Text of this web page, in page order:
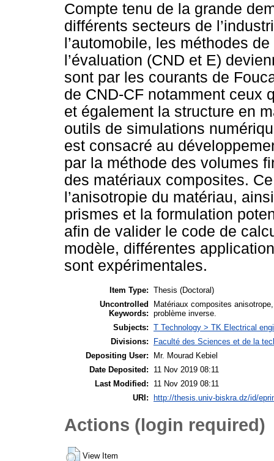
Compte tenu de la grande
différents secteurs de
l’automobile, les méthodes
l’évaluation (CND et E)
sont par les courants de
de CND-CF notamment ceux
et également la structure en
outils de simulations
est consacré au
par la méthode des volumes
des matériaux composites.
l’anisotropie du matériau,
prismes et la formulation
afin de valider le code de
modèle, différentes
sont expérimentales.
Item Type: Thesis (Doctoral)
Uncontrolled
Keywords:
Matériaux composites
problème inverse.
Subjects: T Technology > TK Electrical
Divisions:
Faculté des Sciences et de la
Depositing User:
Mr. Mourad Kebiel
Date Deposited:
11 Nov 2019 08:11
Last Modified:
11 Nov 2019 08:11
URI:
http://thesis.univ-biskra.dz/id/
Actions (login required)
View Item